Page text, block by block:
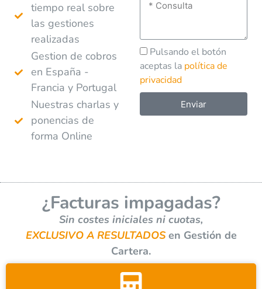
tiempo real sobre
las gestiones
realizadas
Gestion de cobros
en España -
Francia y Portugal
Nuestras charlas y
ponencias de
forma Online
Pulsando el botón
aceptas la política de
privacidad
Enviar
r
n
a
t
i
v
¿Facturas impagadas?
Sin costes iniciales ni cuotas,
EXCLUSIVO A RESULTADOSen Gestión de
Cartera.